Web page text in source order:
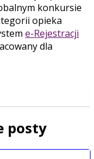
konkursie
opieka
e-Rejestracji
dla
posty